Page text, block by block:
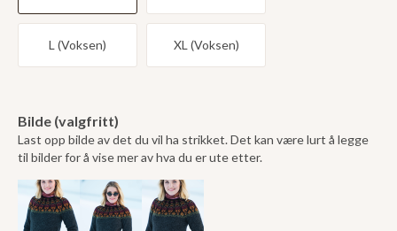
L (Voksen) XL (Voksen)
Bilde (valgfritt)
Last opp bilde av det du vil ha strikket. Det kan være lurt å legge
til bilder for å vise mer av hva du er ute etter.